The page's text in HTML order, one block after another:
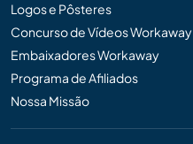
Logos e Pôsteres
Concurso de Vídeos Workaway
Embaixadores Workaway
Programa de Afiliados
Nossa Missão